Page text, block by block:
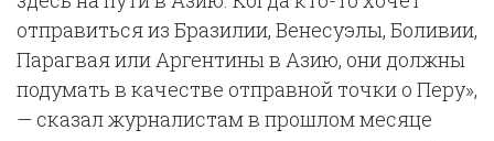
отправиться из Бразилии, Венесуэлы, Боливии,
Парагвая или Аргентины в Азию, они должны
подумать в качестве отправной точки о Перу»,
— сказал журналистам в прошлом месяце